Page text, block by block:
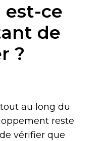
est-ce
de
?
au long du
reste
vérifier que